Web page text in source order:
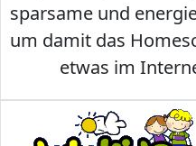
sparsame und
um damit das
etwas im